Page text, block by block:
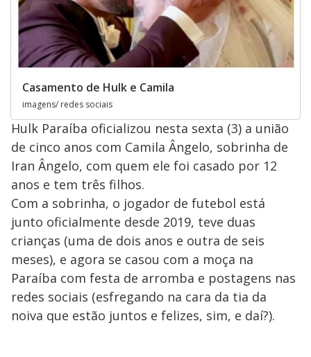
Casamento de Hulk e Camila
imagens/ redes sociais
Hulk Paraíba oficializou nesta sexta (3) a união
de cinco anos com Camila Ângelo, sobrinha de
Iran Ângelo, com quem ele foi casado por 12
anos e tem três filhos.
Com a sobrinha, o jogador de futebol está
junto oficialmente desde 2019, teve duas
crianças (uma de dois anos e outra de seis
meses), e agora se casou com a moça na
Paraíba com festa de arromba e postagens nas
redes sociais (esfregando na cara da tia da
noiva que estão juntos e felizes, sim, e daí?).